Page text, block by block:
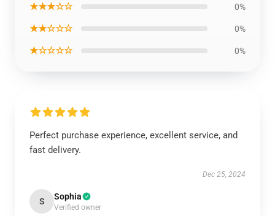
★★★☆☆ 0%
★★☆☆☆ 0%
★☆☆☆☆ 0%
Perfect purchase experience, excellent service, and
fast delivery.
Dec 25, 2024
S Sophia
Verified owner